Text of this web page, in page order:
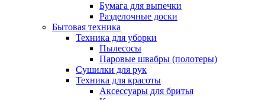
Бумага для выпечки
Разделочные доски
Бытовая техника
Техника для уборки
Пылесосы
Паровые швабры (полотеры)
Сушилки для рук
Техника для красоты
Аксессуары для бритья